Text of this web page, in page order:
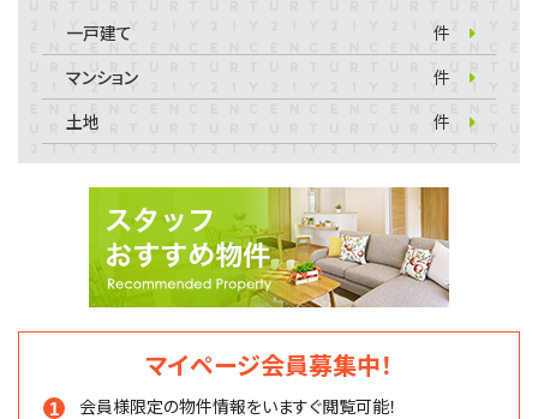
一戸建て
件
マンション
件
土地
件
マイページ会員募集中！
会員様限定の物件情報をいますぐ閲覧可能！